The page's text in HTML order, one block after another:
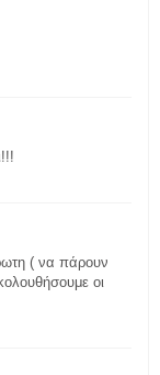
( να πάρουν
οι